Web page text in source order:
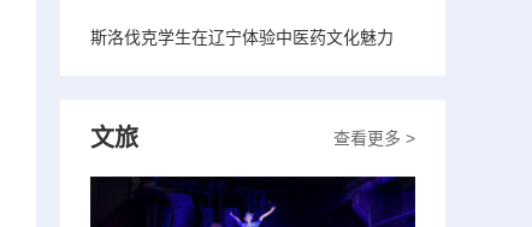
斯洛伐克学生在辽宁体验中医药文化魅力
查看更多 >
文旅